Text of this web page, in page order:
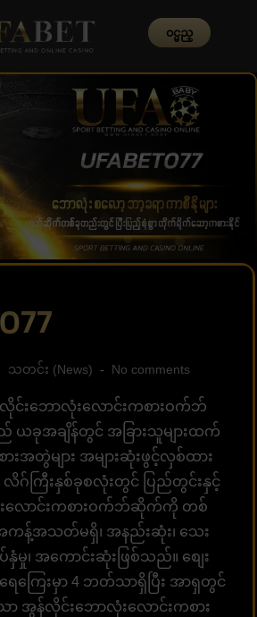
၀င္မည္
သတင်း (News) No comments
န်လိုင်းဘောလုံးလောင်းကစားဝက်ဘ်
ယခုအချိန်တွင် အခြားသူများထက်
းအတွဲများ အများဆုံးဖွင့်လှစ်ထား
င့် လိဂ်ကြီးနှစ်ခုစလုံးတွင် ပြည်တွင်းနှင့်
လောင်းကစားဝက်ဘ်ဆိုက်ကို တစ်
အကန့်အသတ်မရှိ၊ အနည်းဆုံး၊ သေး
နှံမှု၊ အကောင်းဆုံးဖြစ်သည်။ စျေး
ေကြေးမှာ 4 ဘတ်သာရှိပြီး အာရှတွင်
ာ အွန်လိုင်းဘောလုံးလောင်းကစား